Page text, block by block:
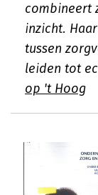
combineert
inzicht.
tussen
leiden tot
op 't Hoog